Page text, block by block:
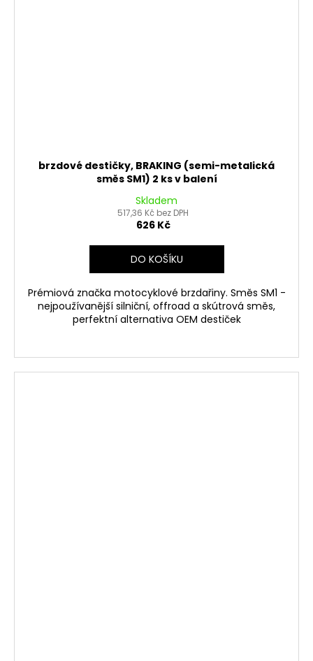
brzdové destičky, BRAKING (semi-metalická
směs SM1) 2 ks v balení
Skladem
517,36 Kč bez DPH
626 Kč
DO KOŠÍKU
Prémiová značka motocyklové brzdařiny. Směs SM1 -
nejpoužívanější silniční, offroad a skútrová směs,
perfektní alternativa OEM destiček